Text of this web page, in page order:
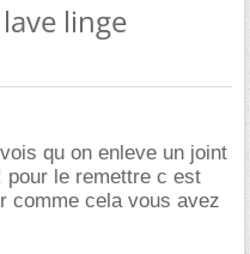
linge
qu on enleve un joint
pour le remettre c est
comme cela vous avez